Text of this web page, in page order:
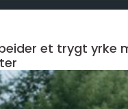
med mening